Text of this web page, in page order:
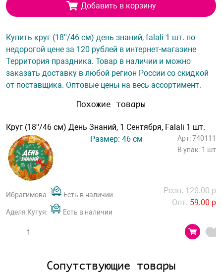
Добавить в корзину
Купить круг (18''/46 см) день знаний, falali 1 шт. по
недорогой цене за 120 рублей в интернет-магазине
Территория праздника. Товар в наличии и можно
заказать доставку в любой регион России со скидкой
от поставщика. Оптовые цены на весь ассортимент.
Похожие товары
Круг (18''/46 см) День Знаний, 1 Сентября, Falali 1 шт.
Размер: 46 см
Арт: 740111
В упак: 1 шт
Ибрагимова: Есть в наличии
Аделя Кутуя: Есть в наличии
Розн. 120.00 р
Опт. 59.00 р
Сопутствующие товары